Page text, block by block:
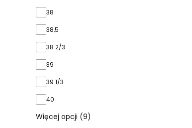
38
38,5
38 2/3
39
39 1/3
40
Więcej opcji (9)